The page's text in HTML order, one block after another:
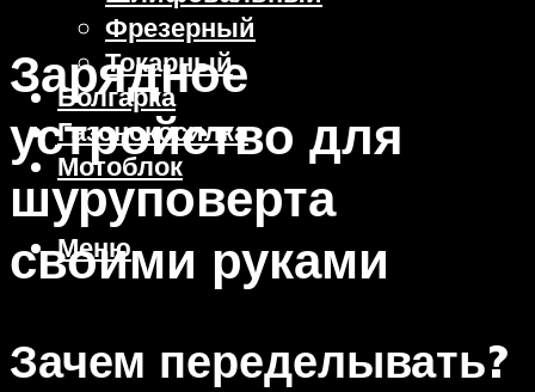
Фрезерный
Токарный
Болгарка
Газонокосилка
Мотоблок
Меню
Зарядное
устройство для
шуруповерта
своими руками
Зачем переделывать?